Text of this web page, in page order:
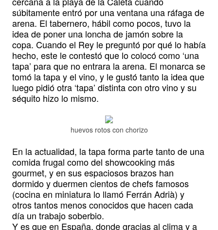
súbitamente entró por una ventana una ráfaga de
arena. El tabernero, hábil como pocos, tuvo la
idea de poner una loncha de jamón sobre la
copa. Cuando el Rey le preguntó por qué lo había
hecho, este le contestó que lo colocó como ‘una
tapa’ para que no entrara la arena. El monarca se
tomó la tapa y el vino, y le gustó tanto la idea que
luego pidió otra ‘tapa’ distinta con otro vino y su
séquito hizo lo mismo.
huevos rotos con chorizo
En la actualidad, la tapa forma parte tanto de una
comida frugal como del showcooking más
gourmet, y en sus espaciosos brazos han
dormido y duermen cientos de chefs famosos
(cocina en miniatura lo llamó Ferrán Adrià) y
otros tantos menos conocidos que hacen cada
día un trabajo soberbio.
Y es que en España, donde gracias al clima y a